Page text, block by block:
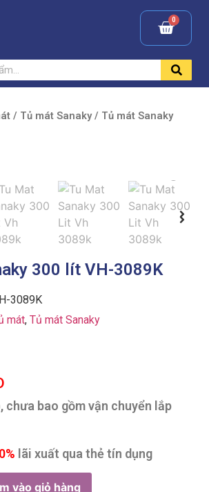
/ Tủ mát Sanaky/ Tủ mát Sanaky
300 lít VH-3089K
3089K
mát, Tủ mát Sanaky
chưa bao gồm vận chuyển lắp
lãi xuất qua thẻ tín dụng
vào giỏ hàng